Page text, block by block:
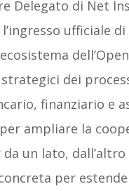
Delegato di Net
l’ingresso ufficiale
dei
finanziario e
ampliare la
un lato, dall’altro
per